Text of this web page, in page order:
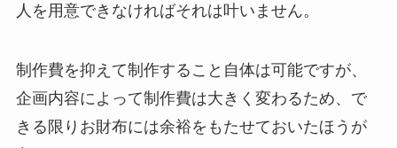
人を用意できなければそれは叶いません。
制作費を抑えて制作すること自体は可能ですが、
企画内容によって制作費は大きく変わるため、で
きる限りお財布には余裕をもたせておいたほうが